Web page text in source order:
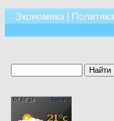
Экономика Политика